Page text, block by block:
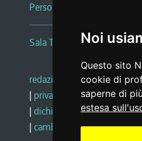
Noi
Questo sito
cookie di
saperne di
estesa
Persone e Uffici
Sala Tiziano Tessitori
redazione web |note legali
| privacy
social media
| dichiarazione di
| cambio preferenze cookie